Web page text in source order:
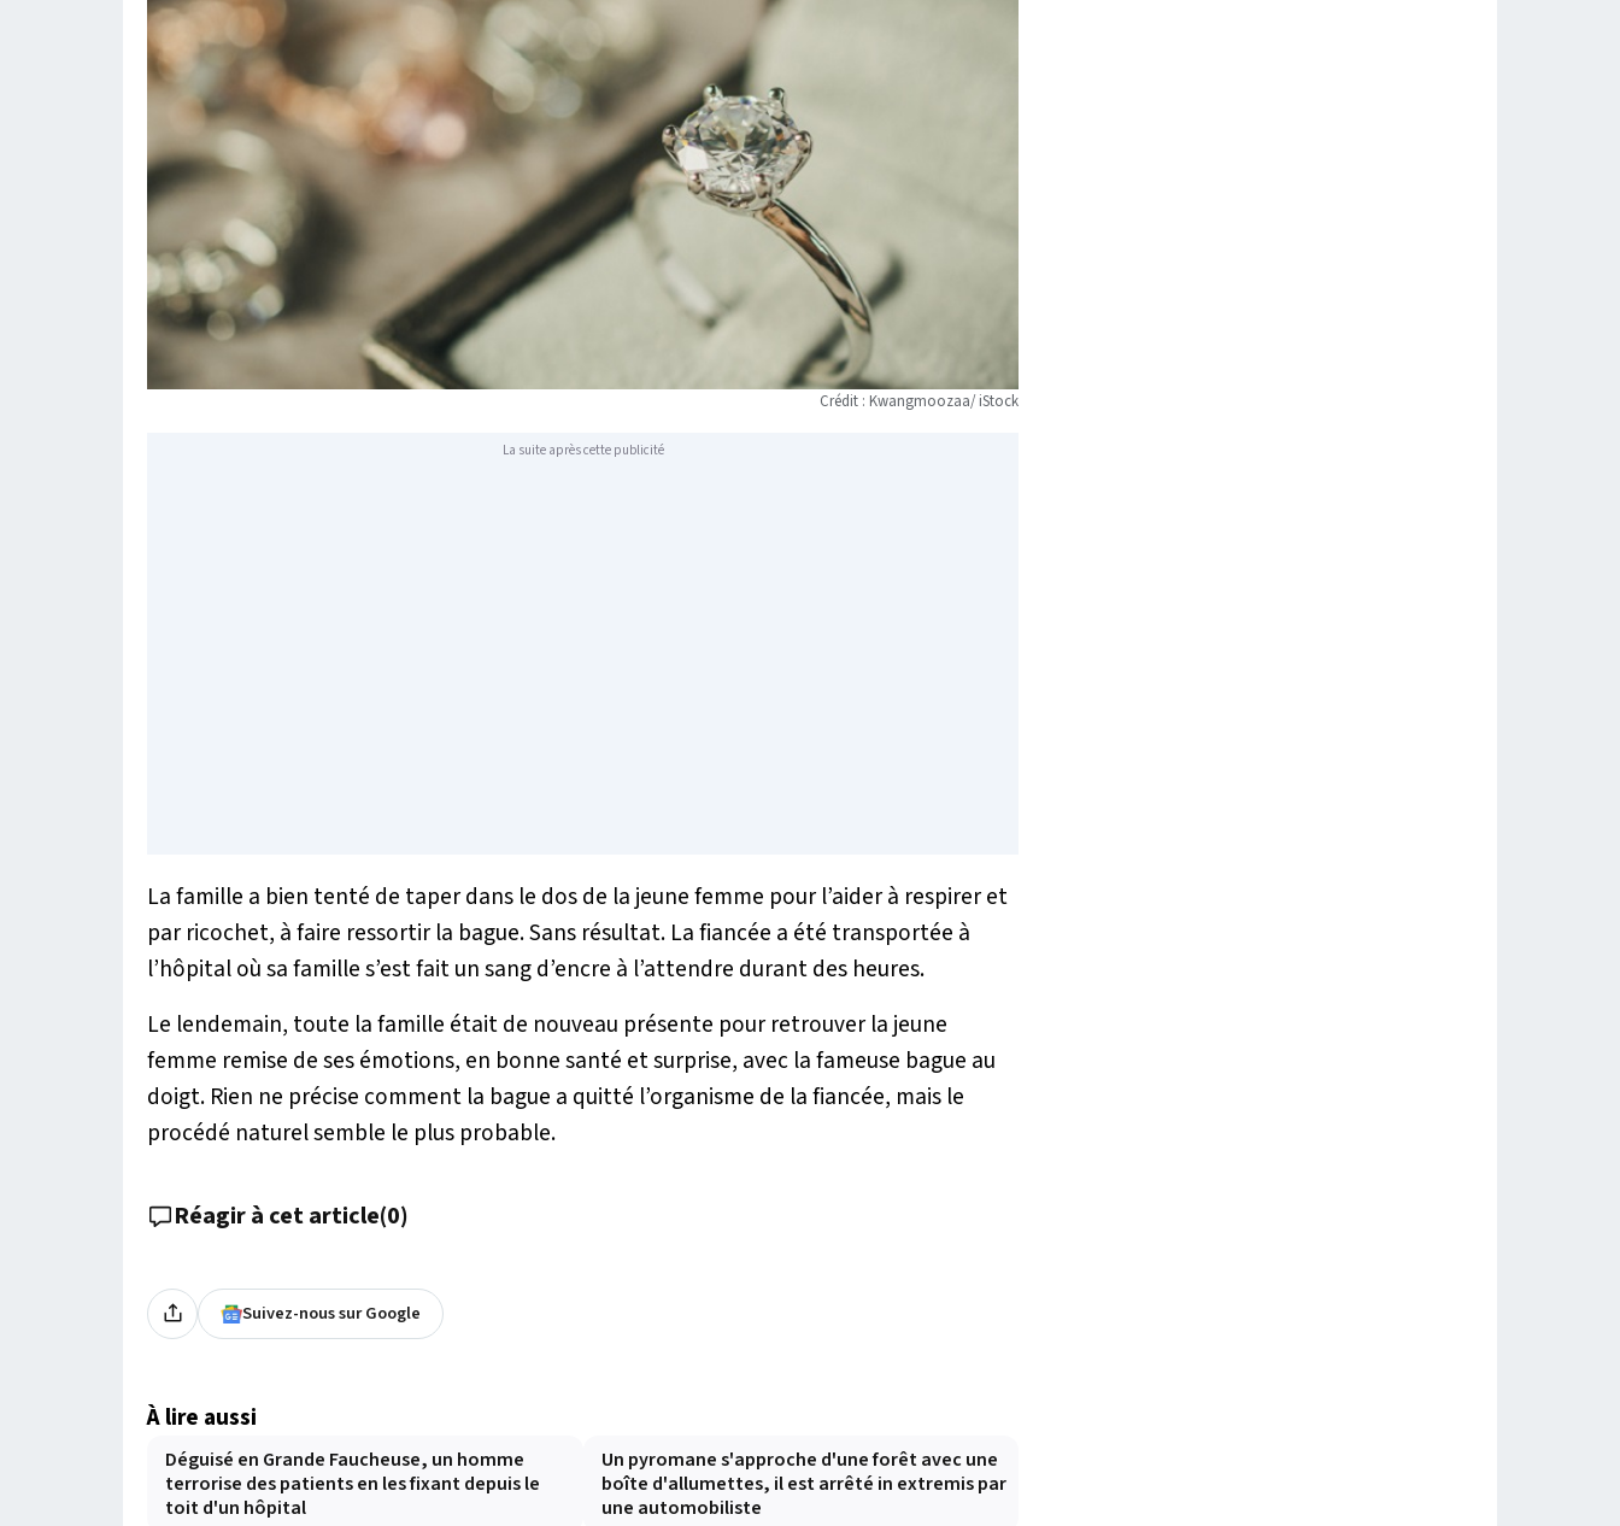
Crédit : Kwangmoozaa/ iStock
La suite après cette publicité
La famille a bien tenté de taper dans le dos de la jeune femme pour l’aider à respirer et
par ricochet, à faire ressortir la bague. Sans résultat. La fiancée a été transportée à
l’hôpital où sa famille s’est fait un sang d’encre à l’attendre durant des heures.
Le lendemain, toute la famille était de nouveau présente pour retrouver la jeune
femme remise de ses émotions, en bonne santé et surprise, avec la fameuse bague au
doigt. Rien ne précise comment la bague a quitté l’organisme de la fiancée, mais le
procédé naturel semble le plus probable.
Réagir à cet article(0)
Suivez-nous sur Google
À lire aussi
Déguisé en Grande Faucheuse, un homme
terrorise des patients en les fixant depuis le
toit d'un hôpital
Un pyromane s'approche d'une forêt avec une
boîte d'allumettes, il est arrêté in extremis par
une automobiliste